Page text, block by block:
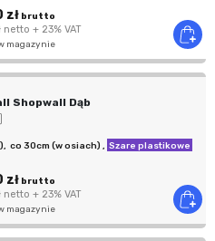
złbrutto
netto + 23% VAT
magazynie
Shopwall Dąb
, co 30cm (w osiach) , Szare plastikowe
złbrutto
netto + 23% VAT
magazynie